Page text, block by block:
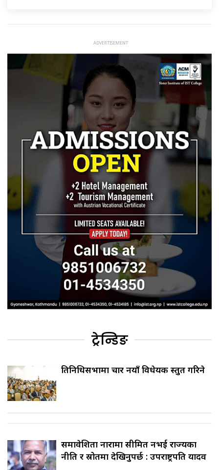
ट्रेन्डिङ
प्रतिनिधिसभामा चार नयाँ विधेयक प्रस्तुत गरिने
समावेशिता नारामा सीमित नभई राज्यका
नीति र स्रोतमा देखिनुपर्छ : उपराष्ट्रपति यादव